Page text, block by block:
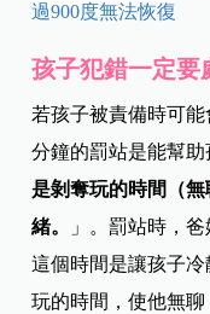
過900度無法恢復
孩子犯錯一定要
若孩子被責備時可
分鐘的罰站是能幫
是剝奪玩的時間（
緒。
」。罰站時，爸
這個時間是讓孩子
玩的時間，使他無聊